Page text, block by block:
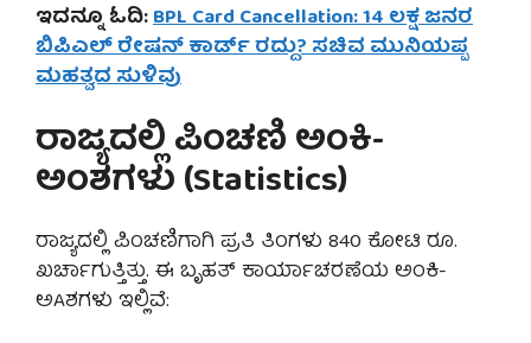
ಇದನ್ನೂ ಓದಿ:BPL Card Cancellation: 14 ಲಕ್ಷ ಜನರ
ಬಿಪಿಎಲ್ ರೇಷನ್ ಕಾರ್ಡ್ ರದ್ದು? ಸಚಿವ ಮುನಿಯಪ್ಪ
ಮಹತ್ವದ ಸುಳಿವು
ರಾಜ್ಯದಲ್ಲಿ ಪಿಂಚಣಿ ಅಂಕಿ-
ಅಂಶಗಳು (Statistics)
ರಾಜ್ಯದಲ್ಲಿ ಪಿಂಚಣಿಗಾಗಿ ಪ್ರತಿ ತಿಂಗಳು 840 ಕೋಟಿ ರೂ.
ಖರ್ಚಾಗುತ್ತಿತ್ತು. ಈ ಬೃಹತ್ ಕಾರ್ಯಾಚರಣೆಯ ಅಂಕಿ-
ಅAಶಗಳು ಇಲ್ಲಿವೆ: